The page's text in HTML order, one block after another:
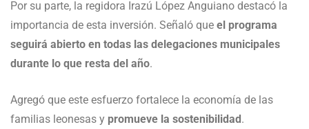
Por su parte, la regidora Irazú López Anguiano destacó la
importancia de esta inversión. Señaló que el programa
seguirá abierto en todas las delegaciones municipales
durante lo que resta del año.
Agregó que este esfuerzo fortalece la economía de las
familias leonesas y promueve la sostenibilidad.